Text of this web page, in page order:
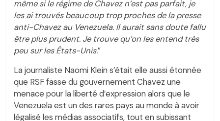
même si le régime de Chavez n’est pas parfait, je
les ai trouvés beaucoup trop proches de la presse
anti-Chavez au Venezuela. Il aurait sans doute fallu
être plus prudent. Je trouve qu’on les entend très
peu sur les États-Unis.”
La journaliste Naomi Klein s’était elle aussi étonnée
que RSF fasse du gouvernement Chavez une
menace pour la liberté d’expression alors que le
Venezuela est un des rares pays au monde à avoir
légalisé les médias associatifs, tout en subissant